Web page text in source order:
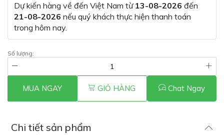
Dự kiến hàng về đến Việt Nam từ 13-08-2026 đến
21-08-2026 nếu quý khách thực hiện thanh toán
trong hôm nay.
Số lượng:
MUA NGAY GIỎ HÀNG Chat Ngay
Chi tiết sản phẩm